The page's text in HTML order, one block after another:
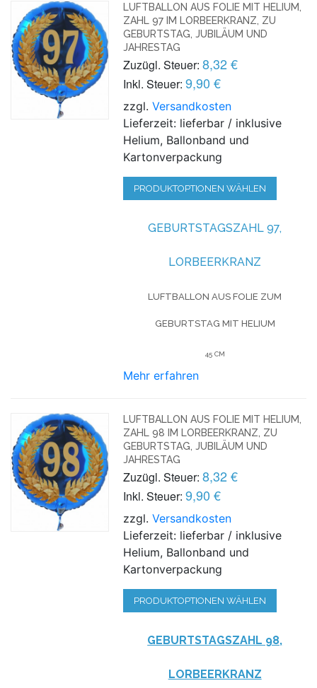
LUFTBALLON AUS FOLIE MIT HELIUM,
ZAHL 97 IM LORBEERKRANZ, ZU
GEBURTSTAG, JUBILÄUM UND
JAHRESTAG
Zuzügl. Steuer: 8,32 €
Inkl. Steuer: 9,90 €
zzgl.Versandkosten
Lieferzeit: lieferbar / inklusive
Helium, Ballonband und
Kartonverpackung
PRODUKTOPTIONEN WÄHLEN
GEBURTSTAGSZAHL 97,
LORBEERKRANZ
LUFTBALLON AUS FOLIE ZUM
GEBURTSTAG MIT HELIUM
45 CM
Mehr erfahren
LUFTBALLON AUS FOLIE MIT HELIUM,
ZAHL 98 IM LORBEERKRANZ, ZU
GEBURTSTAG, JUBILÄUM UND
JAHRESTAG
Zuzügl. Steuer: 8,32 €
Inkl. Steuer: 9,90 €
zzgl.Versandkosten
Lieferzeit: lieferbar / inklusive
Helium, Ballonband und
Kartonverpackung
PRODUKTOPTIONEN WÄHLEN
GEBURTSTAGSZAHL 98,
LORBEERKRANZ